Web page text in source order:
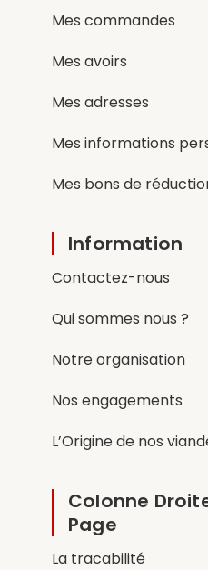
Mes commandes
Mes avoirs
Mes adresses
Mes informations
Mes bons de
Information
Contactez-nous
Qui sommes nous ?
Notre organisation
Nos engagements
L’Origine de nos
Colonne
Page
La tracabilité